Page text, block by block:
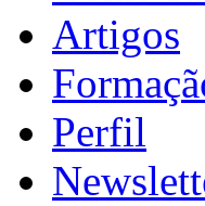
Artigos
Perfil